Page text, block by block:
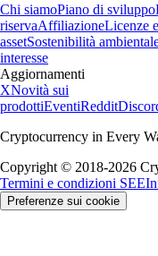
Chi siamoPiano di sviluppo
riservaAffiliazioneLicenze
assetSostenibilità
interesse
Aggiornamenti
XNovità sui
prodottiEventiReddit
Cryptocurrency in Every
Copyright © 2018-2026
Termini e condizioni SEE
Preferenze sui cookie